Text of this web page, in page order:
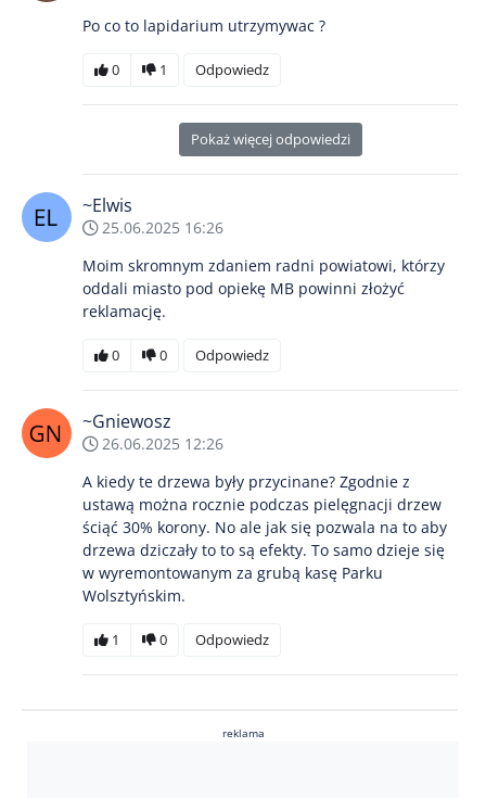
Po co to lapidarium utrzymywac ?
0 1 Odpowiedz
Pokaż więcej odpowiedzi
~Elwis
25.06.2025 16:26
Moim skromnym zdaniem radni powiatowi, którzy
oddali miasto pod opiekę MB powinni złożyć
reklamację.
0 0 Odpowiedz
~Gniewosz
26.06.2025 12:26
A kiedy te drzewa były przycinane? Zgodnie z
ustawą można rocznie podczas pielęgnacji drzew
ściąć 30% korony. No ale jak się pozwala na to aby
drzewa dziczały to to są efekty. To samo dzieje się
w wyremontowanym za grubą kasę Parku
Wolsztyńskim.
1 0 Odpowiedz
reklama